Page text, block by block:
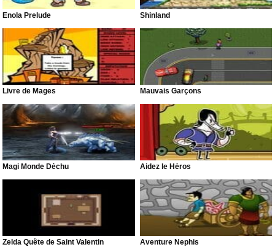
Enola Prelude Shinland
Livre de Mages Mauvais Garçons
Magi Monde Déchu Aidez le Héros
Zelda Quête de Saint Valentin Aventure Nephis